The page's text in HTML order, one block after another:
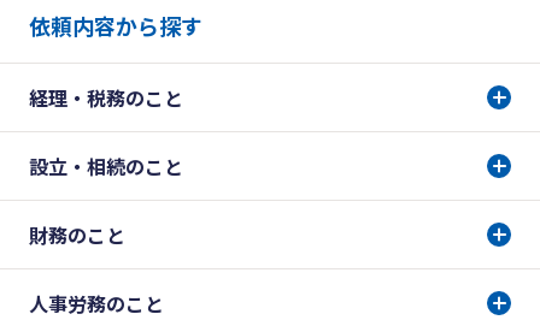
依頼内容から探す
経理・税務のこと
設立・相続のこと
財務のこと
人事労務のこと